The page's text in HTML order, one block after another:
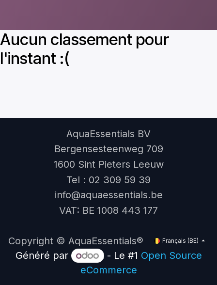
Aucun classement pour
l'instant :(
AquaEssentials BV
Bergensesteenweg 709
1600 Sint Pieters Leeuw
Tel : 02 309 59 39
info@aquaessentials.be
VAT: BE 1008 443 177
Copyright © AquaEssentials® Français (BE)
Généré par - Le #1 Open Source
eCommerce